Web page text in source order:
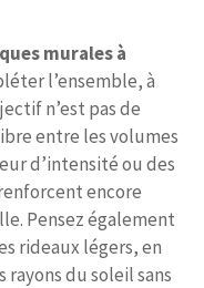
murales à
l’ensemble, à
n’est pas de
entre les volumes
d’intensité ou des
encore
Pensez également
rideaux légers, en
du soleil sans